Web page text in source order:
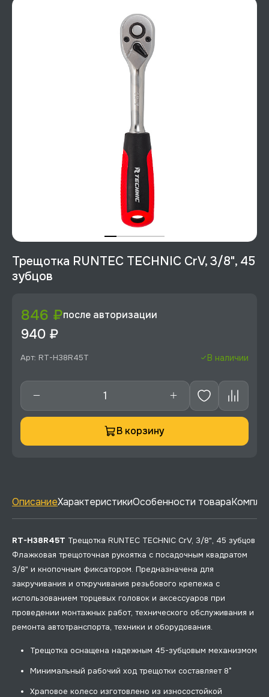
Трещотка RUNTEC TECHNIC CrV, 3/8", 45
зубцов
846 ₽после авторизации
940 ₽
Арт: RT-H38R45T В наличии
В корзину
ОписаниеХарактеристикиОсобенности товара
RT-H38R45T Трещотка RUNTEC TECHNIC CrV, 3/8", 45 зубцов
Флажковая трещоточная рукоятка с посадочным квадратом
3/8" и кнопочным фиксатором. Предназначена для
закручивания и откручивания резьбового крепежа с
использованием торцевых головок и аксессуаров при
проведении монтажных работ, технического обслуживания и
ремонта автотранспорта, техники и оборудования.
Трещотка оснащена надежным 45-зубцовым механизмом
Минимальный рабочий ход трещотки составляет 8°
Храповое колесо изготовлено из износостойкой